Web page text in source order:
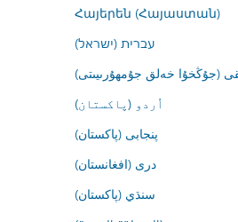
Հայերեն (Հայաստան)
עברית (ישראל)
(جۇڭخۇا خەلق جۇمھۇرىيىتى)
اُردو (پاکستان)
پنجابی (پاکستان)
درى (افغانستان)
سنڌي (پاکستان)